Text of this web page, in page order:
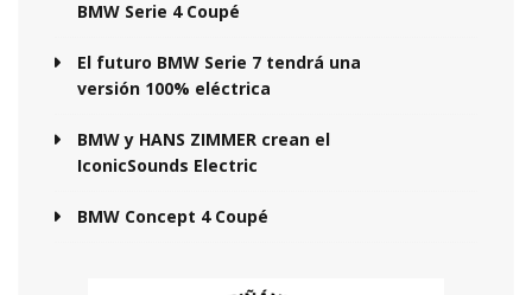
BMW Serie 4 Coupé
El futuro BMW Serie 7 tendrá una
versión 100% eléctrica
BMW y HANS ZIMMER crean el
IconicSounds Electric
BMW Concept 4 Coupé